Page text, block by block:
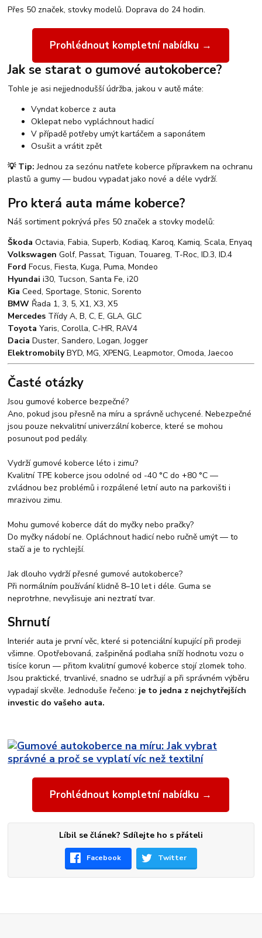
Přes 50 značek, stovky modelů. Doprava do 24 hodin.
Prohlédnout kompletní nabídku →
Jak se starat o gumové autokoberce?
Tohle je asi nejjednodušší údržba, jakou v autě máte:
Vyndat koberce z auta
Oklepat nebo vypláchnout hadicí
V případě potřeby umýt kartáčem a saponátem
Osušit a vrátit zpět
💡 Tip: Jednou za sezónu natřete koberce přípravkem na ochranu
plastů a gumy — budou vypadat jako nové a déle vydrží.
Pro která auta máme koberce?
Náš sortiment pokrývá přes 50 značek a stovky modelů:
ŠkodaOctavia, Fabia, Superb, Kodiaq, Karoq, Kamiq, Scala, Enyaq
VolkswagenGolf, Passat, Tiguan, Touareg, T-Roc, ID.3, ID.4
FordFocus, Fiesta, Kuga, Puma, Mondeo
Hyundaii30, Tucson, Santa Fe, i20
KiaCeed, Sportage, Stonic, Sorento
BMW Řada 1, 3, 5, X1, X3, X5
Mercedes Třídy A, B, C, E, GLA, GLC
ToyotaYaris, Corolla, C-HR, RAV4
DaciaDuster, Sandero, Logan, Jogger
ElektromobilyBYD, MG, XPENG, Leapmotor, Omoda, Jaecoo
Časté otázky
Jsou gumové koberce bezpečné?
Ano, pokud jsou přesně na míru a správně uchycené. Nebezpečné
jsou pouze nekvalitní univerzální koberce, které se mohou
posunout pod pedály.
Vydrží gumové koberce léto i zimu?
Kvalitní TPE koberce jsou odolné od -40 °C do +80 °C —
zvládnou bez problémů i rozpálené letní auto na parkovišti i
mrazivou zimu.
Mohu gumové koberce dát do myčky nebo pračky?
Do myčky nádobí ne. Opláchnout hadicí nebo ručně umýt — to
stačí a je to rychlejší.
Jak dlouho vydrží přesné gumové autokoberce?
Při normálním používání klidně 8–10 let i déle. Guma se
neprotrhne, nevyšisuje ani neztratí tvar.
Shrnutí
Interiér auta je první věc, které si potenciální kupující při prodeji
všimne. Opotřebovaná, zašpiněná podlaha sníží hodnotu vozu o
tisíce korun — přitom kvalitní gumové koberce stojí zlomek toho.
Jsou praktické, trvanlivé, snadno se udržují a při správném výběru
vypadají skvěle. Jednoduše řečeno: je to jedna z nejchytřejších
investic do vašeho auta.
Prohlédnout kompletní nabídku →
Líbil se článek? Sdílejte ho s přáteli
Facebook Twitter